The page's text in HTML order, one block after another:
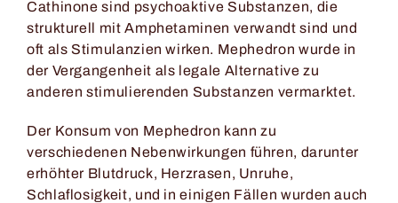
Cathinone sind psychoaktive Substanzen, die
strukturell mit Amphetaminen verwandt sind und
oft als Stimulanzien wirken. Mephedron wurde in
der Vergangenheit als legale Alternative zu
anderen stimulierenden Substanzen vermarktet.
Der Konsum von Mephedron kann zu
verschiedenen Nebenwirkungen führen, darunter
erhöhter Blutdruck, Herzrasen, Unruhe,
Schlaflosigkeit, und in einigen Fällen wurden auch